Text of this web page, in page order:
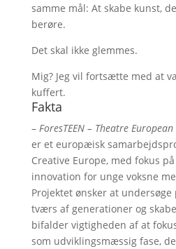
samme mål: At skabe kunst,
berøre.
Det skal ikke glemmes.
Mig? Jeg vil fortsætte med at
kuffert.
Fakta
– ForesTEEN – Theatre
er et europæisk
Creative Europe, med fokus
innovation for unge voksne
Projektet ønsker at
tværs af generationer og
bifalder vigtigheden af at
som udviklingsmæssig fase,